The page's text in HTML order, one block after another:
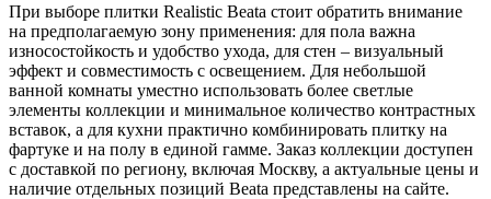
При выборе плитки Realistic Beata стоит обратить внимание
на предполагаемую зону применения: для пола важна
износостойкость и удобство ухода, для стен – визуальный
эффект и совместимость с освещением. Для небольшой
ванной комнаты уместно использовать более светлые
элементы коллекции и минимальное количество контрастных
вставок, а для кухни практично комбинировать плитку на
фартуке и на полу в единой гамме. Заказ коллекции доступен
с доставкой по региону, включая Москву, а актуальные цены и
наличие отдельных позиций Beata представлены на сайте.